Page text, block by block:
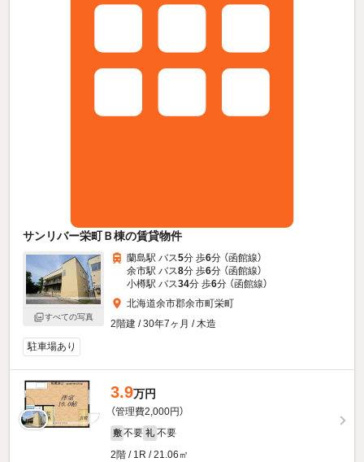
サンリバー栄町Ｂ棟の賃貸物件
すべての写真
蘭島駅 バス5分 歩6分 （函館線）
余市駅 バス8分 歩6分 （函館線）
小樽駅 バス34分 歩6分 （函館線）
北海道余市郡余市町栄町
2階建 / 30年7ヶ月 / 木造
駐車場あり
3.9万円
（管理費2,000円）
敷 不要 礼 不要
2階 / 1R / 21.06㎡